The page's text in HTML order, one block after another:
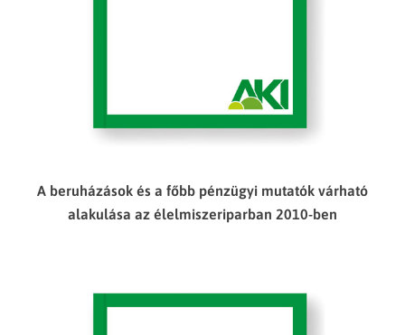
A beruházások és a főbb pénzügyi mutatók várható
alakulása az élelmiszeriparban 2010-ben